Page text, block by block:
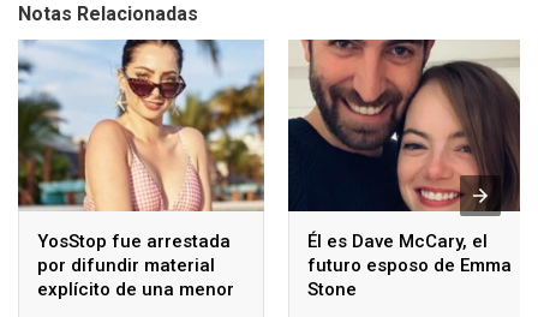
Notas Relacionadas
YosStop fue arrestada
por difundir material
explícito de una menor
Él es Dave McCary, el
futuro esposo de Emma
Stone